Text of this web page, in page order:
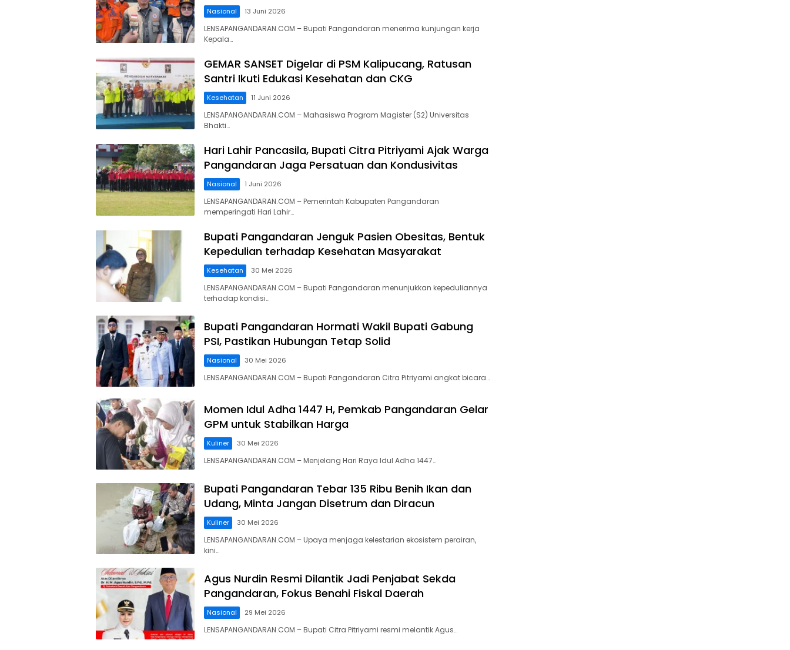
Nasional 13 Juni 2026
LENSAPANGANDARAN.COM – Bupati Pangandaran menerima kunjungan kerja
Kepala…
GEMAR SANSET Digelar di PSM Kalipucang, Ratusan
Santri Ikuti Edukasi Kesehatan dan CKG
Kesehatan 11 Juni 2026
LENSAPANGANDARAN.COM – Mahasiswa Program Magister (S2) Universitas
Bhakti…
Hari Lahir Pancasila, Bupati Citra Pitriyami Ajak Warga
Pangandaran Jaga Persatuan dan Kondusivitas
Nasional 1 Juni 2026
LENSAPANGANDARAN.COM – Pemerintah Kabupaten Pangandaran
memperingati Hari Lahir…
Bupati Pangandaran Jenguk Pasien Obesitas, Bentuk
Kepedulian terhadap Kesehatan Masyarakat
Kesehatan 30 Mei 2026
LENSAPANGANDARAN.COM – Bupati Pangandaran menunjukkan kepeduliannya
terhadap kondisi…
Bupati Pangandaran Hormati Wakil Bupati Gabung
PSI, Pastikan Hubungan Tetap Solid
Nasional 30 Mei 2026
LENSAPANGANDARAN.COM – Bupati Pangandaran Citra Pitriyami angkat bicara…
Momen Idul Adha 1447 H, Pemkab Pangandaran Gelar
GPM untuk Stabilkan Harga
Kuliner 30 Mei 2026
LENSAPANGANDARAN.COM – Menjelang Hari Raya Idul Adha 1447…
Bupati Pangandaran Tebar 135 Ribu Benih Ikan dan
Udang, Minta Jangan Disetrum dan Diracun
Kuliner 30 Mei 2026
LENSAPANGANDARAN.COM – Upaya menjaga kelestarian ekosistem perairan,
kini…
Agus Nurdin Resmi Dilantik Jadi Penjabat Sekda
Pangandaran, Fokus Benahi Fiskal Daerah
Nasional 29 Mei 2026
LENSAPANGANDARAN.COM – Bupati Citra Pitriyami resmi melantik Agus…